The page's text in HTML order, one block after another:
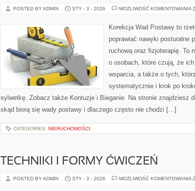
POSTED BY ADMIN STY - 3 - 2026 MOŻLIWOŚĆ KOMENTOWANIA
Korekcja Wad Postawy to
poprawiać nawyki posturalne
ruchową oraz fizjoterapię. To
o osobach, które czują, że ich
wsparcia, a także o tych,
systematycznie i krok po
sylwetkę. Zobacz także Kontuzje i Bieganie. Na stronie znajdziesz
skąd biorą się wady postawy i dlaczego często nie chodzi […]
CATEGORIES: NIERUCHOMOŚCI
TECHNIKI I FORMY ĆWICZEŃ
POSTED BY ADMIN STY - 3 - 2026 MOŻLIWOŚĆ KOMENTOWANIA